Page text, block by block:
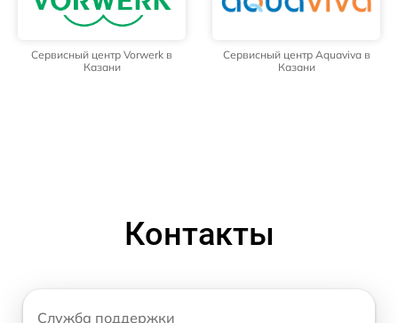
Сервисный центр Vorwerk в
Казани
Сервисный центр Aquaviva в
Казани
Контакты
Служба поддержки